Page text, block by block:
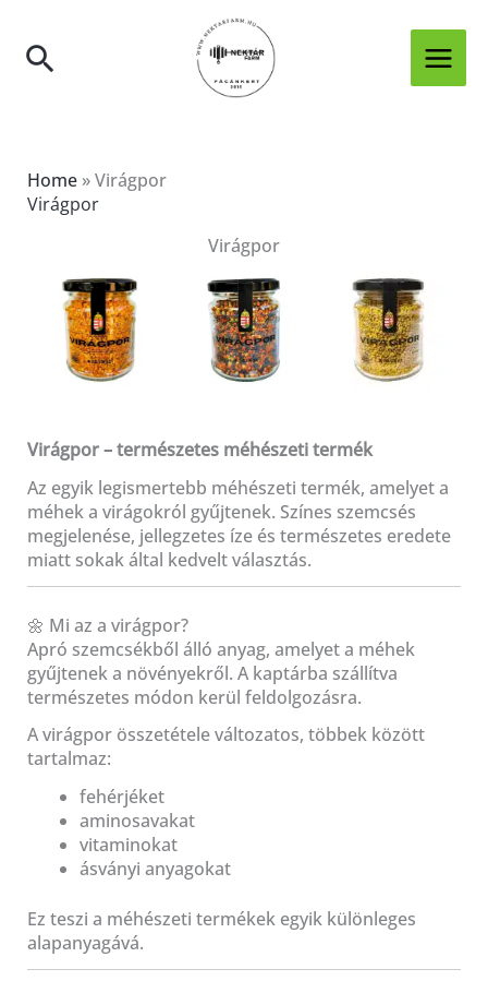
contentSearch
Home»Virágpor
Virágpor
Virágpor
Virágpor – természetes méhészeti termék
Az egyik legismertebb méhészeti termék, amelyet a
méhek a virágokról gyűjtenek. Színes szemcsés
megjelenése, jellegzetes íze és természetes eredete
miatt sokak által kedvelt választás.
🌼 Mi az a virágpor?
Apró szemcsékből álló anyag, amelyet a méhek
gyűjtenek a növényekről. A kaptárba szállítva
természetes módon kerül feldolgozásra.
A virágpor összetétele változatos, többek között
tartalmaz:
fehérjéket
aminosavakat
vitaminokat
ásványi anyagokat
Ez teszi a méhészeti termékek egyik különleges
alapanyagává.